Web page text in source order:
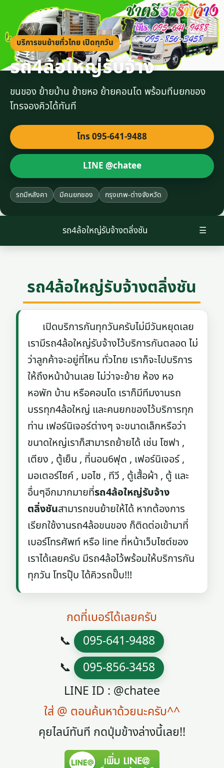
บริการขนย้ายทั่วไทย เปิดทุกวัน
รถ4ล้อใหญ่รับจ้าง
ขนของ ย้ายบ้าน ย้ายหอ ย้ายคอนโด พร้อมทีมยกของ
โทรจองคิวได้ทันที
โทร 095-641-9488
LINE @chatee
รถมีหลังคา มีคนยกของ กรุงเทพ-ต่างจังหวัด
☰
รถ4ล้อใหญ่รับจ้างตลิ่งชัน
รถ4ล้อใหญ่รับจ้างตลิ่งชัน
เปิดบริการกันทุกวันครับไม่มีวันหยุดเลย
เรามีรถ4ล้อใหญ่รับจ้างไว้บริการกันตลอด ไม่
ว่าลูกค้าจะอยู่ที่ไหน ทั่วไทย เราก็จะไปบริการ
ให้ถึงหน้าบ้านเลย ไม่ว่าจะย้าย ห้อง หอ
หอพัก บ้าน หรือคอนโด เราก็มีทีมงานรถ
บรรทุก4ล้อใหญ่ และคนยกของไว้บริการทุก
ท่าน เฟอร์นิเจอร์ต่างๆ จะขนาดเล็กหรือว่า
ขนาดใหญ่เราก็สามารถย้ายได้ เช่น โซฟา ,
เตียง , ตู้เย็น , ที่นอน6ฟุต , เฟอร์นิเจอร์ ,
มอเตอร์ไซค์ , มอไซ , ทีวี , ตู้เสื้อผ้า , ตู้ และ
อื่นๆอีกมากมายที่รถ4ล้อใหญ่รับจ้าง
ตลิ่งชันสามารถขนย้ายให้ได้ หากต้องการ
เรียกใช้งานรถ4ล้อขนของ ก็ติดต่อเข้ามาที่
เบอร์โทรศัพท์ หรือ line ที่หน้าเว็บไซต์ของ
เราได้เลยครับ มีรถ4ล้อไว้พร้อมให้บริการกัน
ทุกวัน โทรปุ๊บ ได้คิวรถปั๊บ!!!
กดที่เบอร์ได้เลยครับ
📞 095-641-9488
📞 095-856-3458
LINE ID : @chatee
ใส่ @ ตอนค้นหาด้วยนะครับ^^
คุยไลน์ทันที กดปุ่มข้างล่างนี้เลย!!